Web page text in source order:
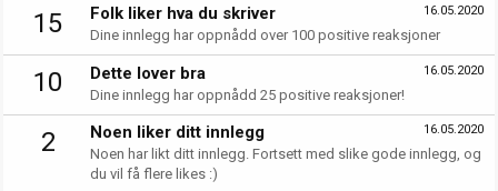
15 16.05.2020
Folk liker hva du skriver
Dine innlegg har oppnådd over 100 positive reaksjoner
10 16.05.2020
Dette lover bra
Dine innlegg har oppnådd 25 positive reaksjoner!
2 16.05.2020
Noen liker ditt innlegg
Noen har likt ditt innlegg. Fortsett med slike gode innlegg, og
du vil få flere likes :)